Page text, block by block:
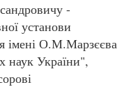
-
установи
імені О.М.Марзєєва
наук України",